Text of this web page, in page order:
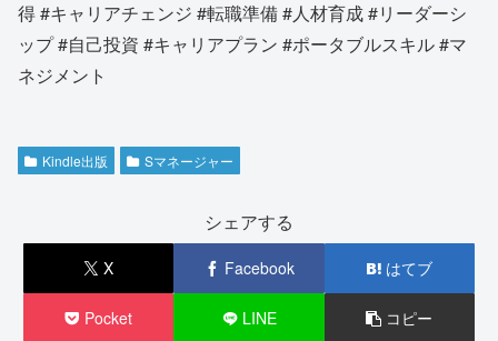
得 #キャリアチェンジ #転職準備 #人材育成 #リーダーシ
ップ #自己投資 #キャリアプラン #ポータブルスキル #マ
ネジメント
Kindle出版 Sマネージャー
シェアする
X Facebook はてブ
Pocket LINE コピー